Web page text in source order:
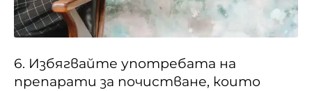
6. Избягвайте употребата на
препарати за почистване, които